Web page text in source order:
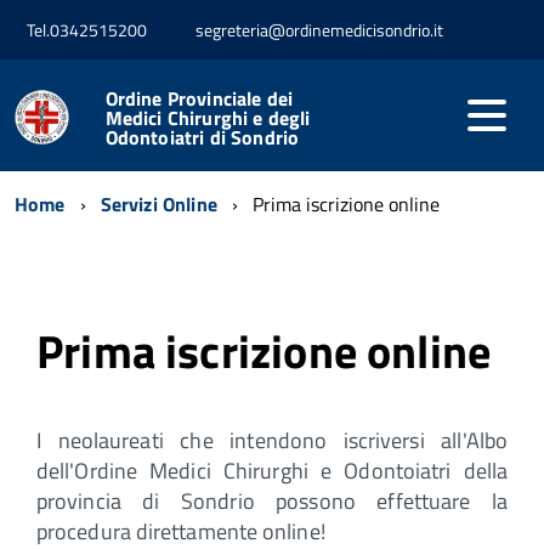
Tel.0342515200 segreteria@ordinemedicisondrio.it
Ordine Provinciale dei
Medici Chirurghi e degli
Odontoiatri di Sondrio
Home Servizi Online Prima iscrizione online
Prima iscrizione online
I neolaureati che intendono iscriversi all'Albo
dell'Ordine Medici Chirurghi e Odontoiatri della
provincia di Sondrio possono effettuare la
procedura direttamente online!